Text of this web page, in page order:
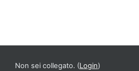
Non sei collegato. (Login)